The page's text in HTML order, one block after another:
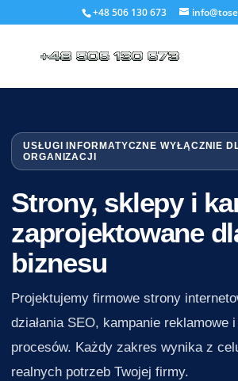
+48 506 130 673
USŁUGI INFORMATYCZNE WYŁĄCZNIE
ORGANIZACJI
Strony, sklepy i
zaprojektowane
biznesu
Projektujemy firmowe strony
działania SEO, kampanie reklamowe
procesów. Każdy zakres wynika z
realnych potrzeb Twojej firmy.